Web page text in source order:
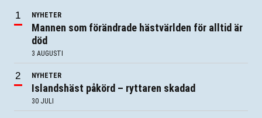
NYHETER
Mannen som förändrade hästvärlden för alltid är
död
3 AUGUSTI
NYHETER
Islandshäst påkörd – ryttaren skadad
30 JULI